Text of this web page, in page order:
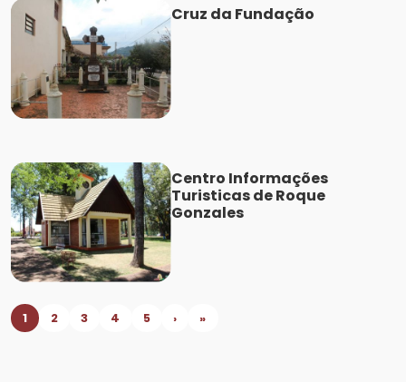
Cruz da Fundação
Centro Informações
Turisticas de Roque
Gonzales
1 2 3 4 5 › »